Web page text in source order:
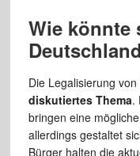
Wie könnte
Die Legalisierung
diskutiertes Thema.
bringen eine
allerdings gestaltet
Bürger halten die